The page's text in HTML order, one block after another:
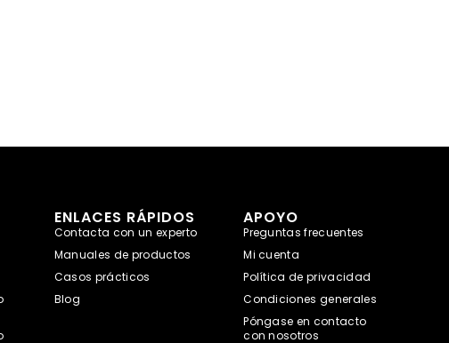
ENLACES RÁPIDOS
Contacta con un experto
Manuales de productos
Casos prácticos
Blog
APOYO
Preguntas frecuentes
Mi cuenta
Política de privacidad
Condiciones generales
Póngase en contacto
con nosotros